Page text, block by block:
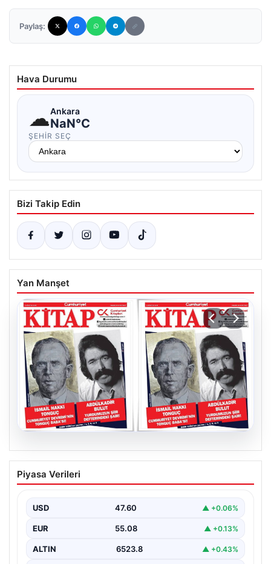
Paylaş:
Hava Durumu
☁Ankara
NaN°C
ŞEHIR SEÇ
Bizi Takip Edin
Yan Manşet
05.08.2026
YARIN günlerden Cumhuriyet Kitap!
Sayı 1903! / 6 Ağustos 2026
Piyasa Verileri
USD 47.60 ▲ +0.06%
EUR 55.08 ▲ +0.13%
ALTIN 6523.8 ▲ +0.43%